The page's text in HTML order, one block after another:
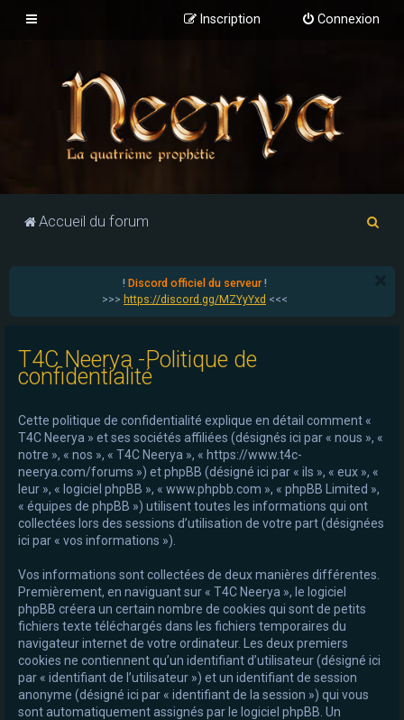
Connexion
Inscription
Accueil du forum
! Discord officiel du serveur!
>>> https://discord.gg/MZYyYxd <<<
T4C Neerya -Politique de
confidentialité
Cette politique de confidentialité explique en détail comment «
T4C Neerya » et ses sociétés affiliées (désignés ici par « nous », «
notre », « nos », « T4C Neerya », « https://www.t4c-
neerya.com/forums ») et phpBB (désigné ici par « ils », « eux », «
leur », « logiciel phpBB », « www.phpbb.com », « phpBB Limited »,
« équipes de phpBB ») utilisent toutes les informations qui ont
collectées lors des sessions d’utilisation de votre part (désignées
ici par « vos informations »).
Vos informations sont collectées de deux manières différentes.
Premièrement, en naviguant sur « T4C Neerya », le logiciel
phpBB créera un certain nombre de cookies qui sont de petits
fichiers texte téléchargés dans les fichiers temporaires du
navigateur internet de votre ordinateur. Les deux premiers
cookies ne contiennent qu’un identifiant d’utilisateur (désigné ici
par « identifiant de l’utilisateur ») et un identifiant de session
anonyme (désigné ici par « identifiant de la session ») qui vous
sont automatiquement assignés par le logiciel phpBB. Un